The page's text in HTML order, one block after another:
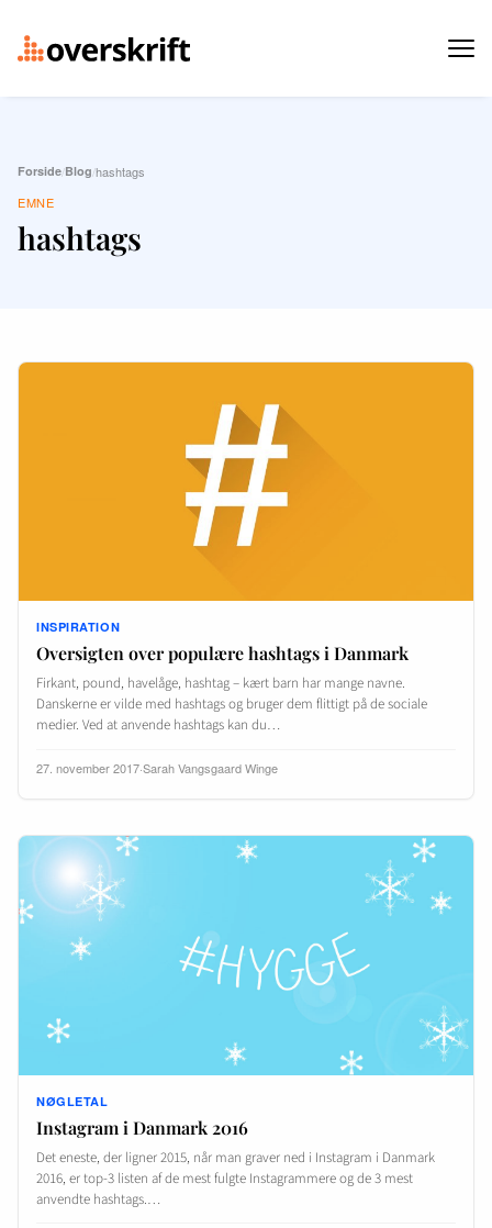
Forside/Blog/hashtags
EMNE
hashtags
INSPIRATION
Oversigten over populære hashtags i Danmark
Firkant, pound, havelåge, hashtag – kært barn har mange navne.
Danskerne er vilde med hashtags og bruger dem flittigt på de sociale
medier. Ved at anvende hashtags kan du…
27. november 2017·Sarah Vangsgaard Winge
NØGLETAL
Instagram i Danmark 2016
Det eneste, der ligner 2015, når man graver ned i Instagram i Danmark
2016, er top-3 listen af de mest fulgte Instagrammere og de 3 mest
anvendte hashtags.…